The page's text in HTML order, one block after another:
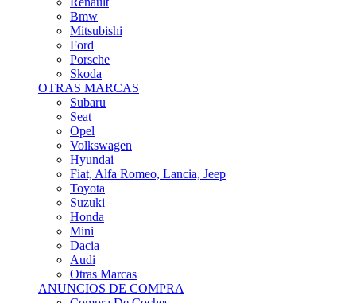
Bmw
Mitsubishi
Ford
Porsche
Skoda
OTRAS MARCAS
Subaru
Seat
Opel
Volkswagen
Hyundai
Fiat, Alfa Romeo, Lancia, Jeep
Toyota
Suzuki
Honda
Mini
Dacia
Audi
Otras Marcas
ANUNCIOS DE COMPRA